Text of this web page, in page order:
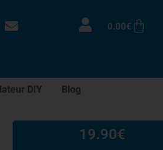
0.00€
DIY Blog
19.90€